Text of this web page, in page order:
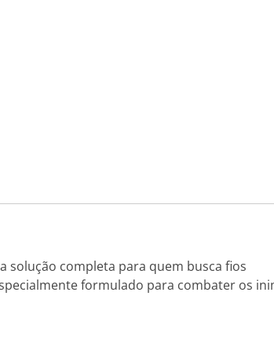
solução completa para quem busca fios
formulado para combater os